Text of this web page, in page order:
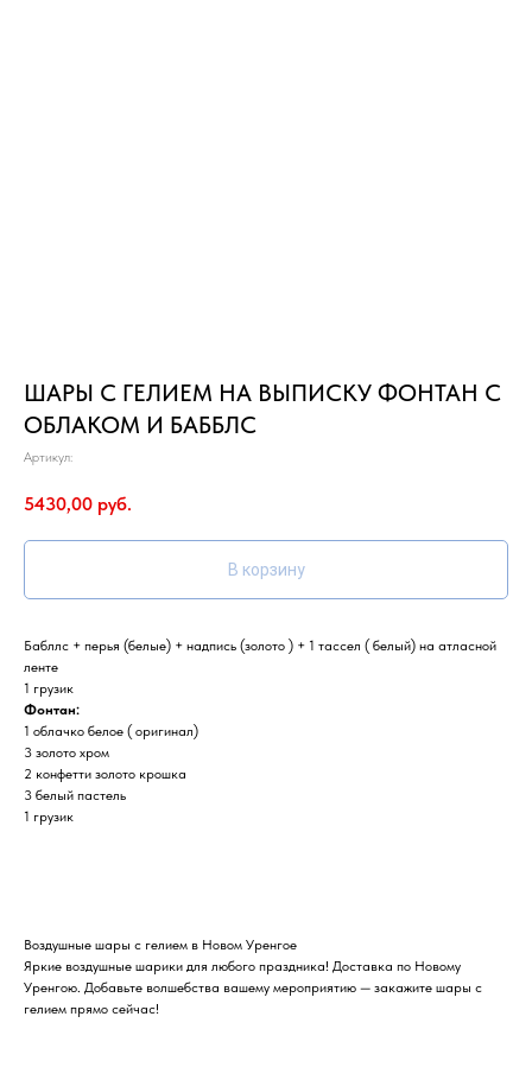
ШАРЫ С ГЕЛИЕМ НА ВЫПИСКУ ФОНТАН С
ОБЛАКОМ И БАББЛС
Артикул:
5430,00 руб.
В корзину
Бабллс + перья (белые) + надпись (золото ) + 1 тассел ( белый) на атласной
ленте
1 грузик
Фонтан:
1 облачко белое ( оригинал)
3 золото хром
2 конфетти золото крошка
3 белый пастель
1 грузик
Воздушные шары с гелием в Новом Уренгое
Яркие воздушные шарики для любого праздника! Доставка по Новому
Уренгою. Добавьте волшебства вашему мероприятию — закажите шары с
гелием прямо сейчас!